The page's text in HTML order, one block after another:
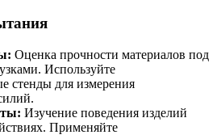
Оценка прочности материалов под
Используйте
стенды для измерения
Изучение поведения изделий
Применяйте